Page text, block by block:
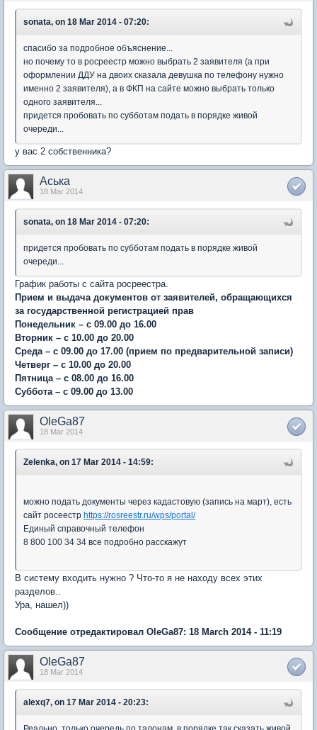
sonata, on 18 Mar 2014 - 07:20:
спасибо за подробное объяснение...
но почему то в росреестр можно выбрать 2 заявителя (а при
оформлении ДДУ на двоих сказала девушка по телефону нужно
именно 2 заявителя), а в ФКП на сайте можно выбрать только
одного заявителя...
придется пробовать по субботам подать в порядке живой
очереди...
у вас 2 собственника?
Аська
18 Mar 2014
sonata, on 18 Mar 2014 - 07:20:
придется пробовать по субботам подать в порядке живой
очереди...
График работы с сайта росреестра.
Прием и выдача документов от заявителей, обращающихся
за государственной регистрацией прав
Понедельник – с 09.00 до 16.00
Вторник – с 10.00 до 20.00
Среда – с 09.00 до 17.00 (прием по предварительной записи)
Четверг – с 10.00 до 20.00
Пятница – с 08.00 до 16.00
Суббота – с 09.00 до 13.00
OleGa87
18 Mar 2014
Zelenka, on 17 Mar 2014 - 14:59:
можно подать документы через кадастовую (запись на март), есть
сайт росеестр https://rosreestr.ru/wps/portal/
Единый справочный телефон
8 800 100 34 34 все подробно расскажут
В систему входить нужно ? Что-то я не находу всех этих
разделов..
Ура, нашел))
Сообщение отредактировал OleGa87: 18 March 2014 - 11:19
OleGa87
18 Mar 2014
alexq7, on 17 Mar 2014 - 20:23: